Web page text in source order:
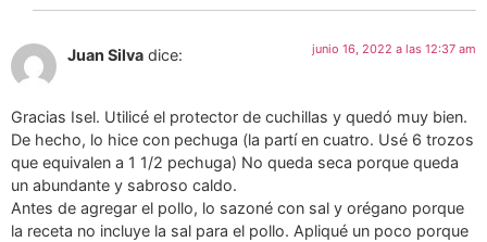
Juan Silva dice: junio 16, 2022 a las 12:37 am
Gracias Isel. Utilicé el protector de cuchillas y quedó muy bien.
De hecho, lo hice con pechuga (la partí en cuatro. Usé 6 trozos
que equivalen a 1 1/2 pechuga) No queda seca porque queda
un abundante y sabroso caldo.
Antes de agregar el pollo, lo sazoné con sal y orégano porque
la receta no incluye la sal para el pollo. Apliqué un poco porque